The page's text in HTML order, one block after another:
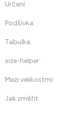
Určení:
Podšívka:
Tabulka:
size-helper:
Mezi velikostmi:
Jak změřit: